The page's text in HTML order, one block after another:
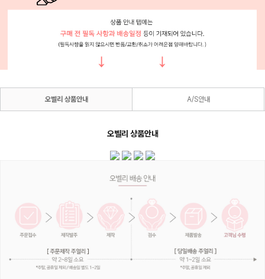
오벨리 상품안내 A/S안내
오벨리 상품안내